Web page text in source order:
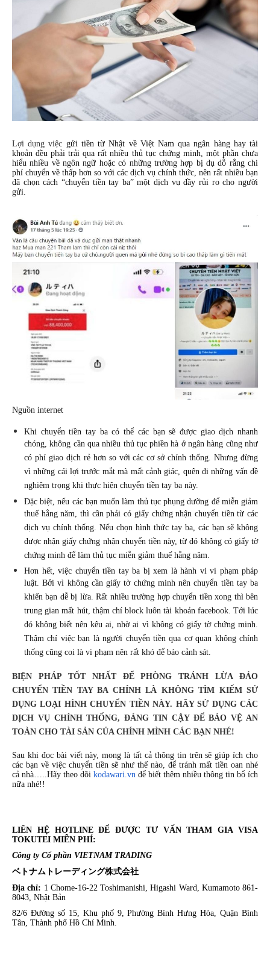
Lợi dụng việc gửi tiền từ Nhật về Việt Nam qua ngân hàng hay tài
khoản đều phải trải qua rất nhiều thủ tục chứng minh, một phần chưa
hiểu nhiều về ngôn ngữ hoặc có những trường hợp bị dụ dỗ rằng chi
phí chuyển về thấp hơn so với các dịch vụ chính thức, nên rất nhiều bạn
đã chọn cách “chuyển tiền tay ba” một dịch vụ đầy rủi ro cho người
gửi.
Nguồn internet
Khi chuyển tiền tay ba có thể các bạn sẽ được giao dịch nhanh
chóng, không cần qua nhiều thủ tục phiền hà ở ngân hàng cũng như
có phí giao dịch rẻ hơn so với các cơ sở chính thống. Nhưng đừng
vì những cái lợi trước mắt mà mất cảnh giác, quên đi những vấn đề
nghiêm trọng khi thực hiện chuyển tiền tay ba này.
Đặc biệt, nếu các bạn muốn làm thủ tục phụng dưỡng để miễn giảm
thuế hằng năm, thì cần phải có giấy chứng nhận chuyển tiền từ các
dịch vụ chính thống. Nếu chọn hình thức tay ba, các bạn sẽ không
được nhận giấy chứng nhận chuyển tiền này, từ đó không có giấy tờ
chứng minh để làm thủ tục miễn giảm thuế hằng năm.
Hơn hết, việc chuyển tiền tay ba bị xem là hành vi vi phạm pháp
luật. Bởi vì không cần giấy tờ chứng minh nên chuyển tiền tay ba
khiến bạn dễ bị lừa. Rất nhiều trường hợp chuyển tiền xong thì bên
trung gian mất hút, thậm chí block luôn tài khoản facebook. Tới lúc
đó không biết nên kêu ai, nhờ ai vì không có giấy tờ chứng minh.
Thậm chí việc bạn là người chuyển tiền qua cơ quan không chính
thống cũng coi là vi phạm nên rất khó để báo cảnh sát.
BIỆN PHÁP TỐT NHẤT ĐỂ PHÒNG TRÁNH LỪA ĐẢO
CHUYỂN TIỀN TAY BA CHÍNH LÀ KHÔNG TÌM KIẾM SỬ
DỤNG LOẠI HÌNH CHUYỂN TIỀN NÀY. HÃY SỬ DỤNG CÁC
DỊCH VỤ CHÍNH THỐNG, ĐÁNG TIN CẬY ĐỂ BẢO VỆ AN
TOÀN CHO TÀI SẢN CỦA CHÍNH MÌNH CÁC BẠN NHÉ!
Sau khi đọc bài viết này, mong là tất cả thông tin trên sẽ giúp ích cho
các bạn về việc chuyển tiền sẽ như thế nào, để tránh mất tiền oan nhé
cả nhà…..Hãy theo dõi kodawari.vn để biết thêm nhiều thông tin bổ ích
nữa nhé!!
LIÊN HỆ HOTLINE ĐỂ ĐƯỢC TƯ VẤN THAM GIA VISA
TOKUTEI MIỄN PHÍ:
Công ty Cổ phần VIETNAM TRADING
ベトナムトレーディング株式会社
Địa chỉ: 1 Chome-16-22 Toshimanishi, Higashi Ward, Kumamoto 861-
8043, Nhật Bản
82/6 Đường số 15, Khu phố 9, Phường Bình Hưng Hòa, Quận Bình
Tân, Thành phố Hồ Chí Minh.